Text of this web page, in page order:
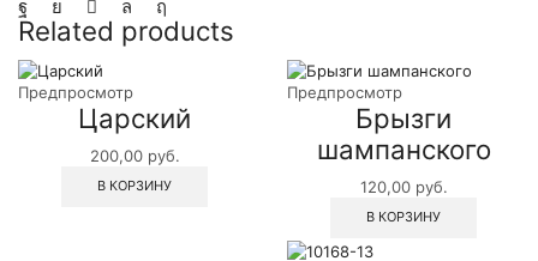
Related products
Предпросмотр
Царский
200,00 руб.
В КОРЗИНУ
Предпросмотр
Брызги
шампанского
120,00 руб.
В КОРЗИНУ